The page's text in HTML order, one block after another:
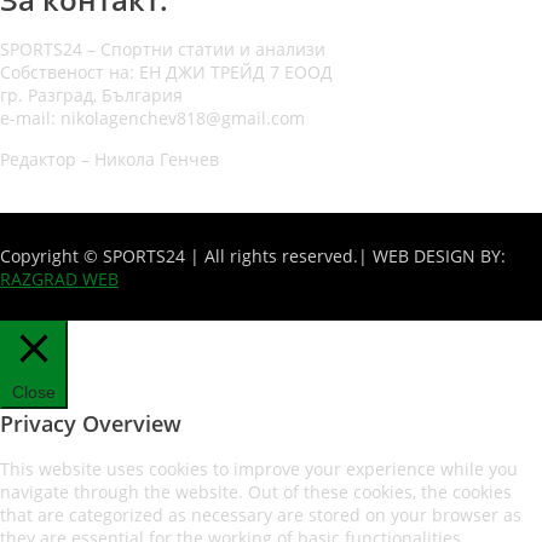
SPORTS24 – Спортни статии и анализи
Собственост на: ЕН ДЖИ ТРЕЙД 7 ЕООД
гр. Разград, България
e-mail: nikolagenchev818@gmail.com
Редактор – Никола Генчев
Copyright © SPORTS24 | All rights reserved. | WEB DESIGN BY:
RAZGRAD WEB
Close
Privacy Overview
This website uses cookies to improve your experience while you
navigate through the website. Out of these cookies, the cookies
that are categorized as necessary are stored on your browser as